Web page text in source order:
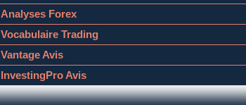
Analyses Forex
Vocabulaire Trading
Vantage Avis
InvestingPro Avis